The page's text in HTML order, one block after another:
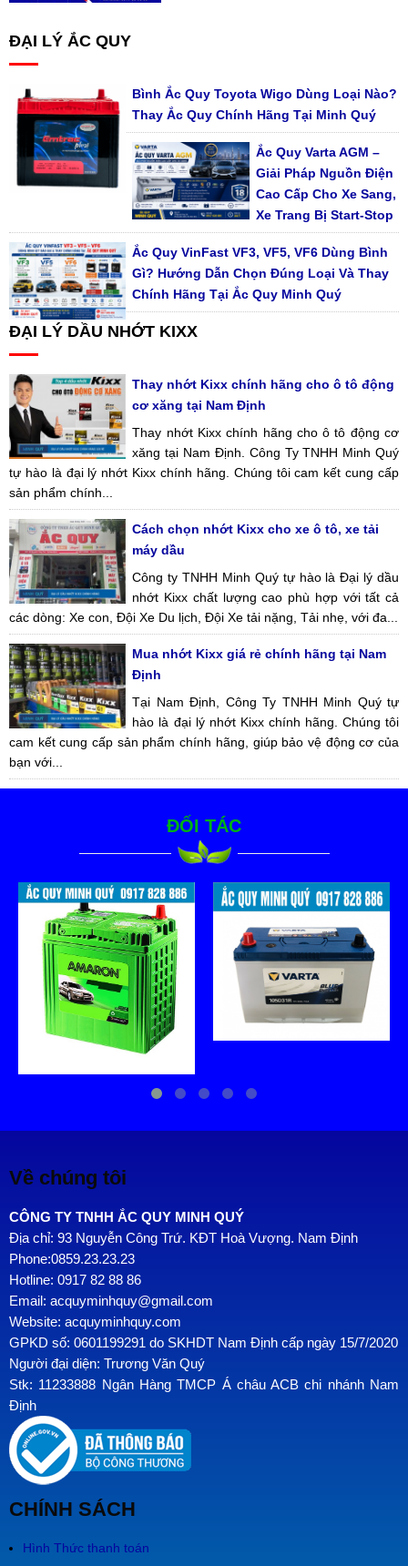
ĐẠI LÝ ẮC QUY
Bình Ắc Quy Toyota Wigo Dùng Loại Nào?
Thay Ắc Quy Chính Hãng Tại Minh Quý
Ắc Quy Varta AGM –
Giải Pháp Nguồn Điện
Cao Cấp Cho Xe Sang,
Xe Trang Bị Start-Stop
Ắc Quy VinFast VF3, VF5, VF6 Dùng Bình
Gì? Hướng Dẫn Chọn Đúng Loại Và Thay
Chính Hãng Tại Ắc Quy Minh Quý
ĐẠI LÝ DẦU NHỚT KIXX
Thay nhớt Kixx chính hãng cho ô tô động
cơ xăng tại Nam Định
Thay nhớt Kixx chính hãng cho ô tô động cơ
xăng tại Nam Định. Công Ty TNHH Minh Quý
tự hào là đại lý nhớt Kixx chính hãng. Chúng tôi cam kết cung cấp
sản phẩm chính...
Cách chọn nhớt Kixx cho xe ô tô, xe tải
máy dầu
Công ty TNHH Minh Quý tự hào là Đại lý dầu
nhớt Kixx chất lượng cao phù hợp với tất cả
các dòng: Xe con, Đội Xe Du lịch, Đội Xe tải nặng, Tải nhẹ, với đa...
Mua nhớt Kixx giá rẻ chính hãng tại Nam
Định
Tại Nam Định, Công Ty TNHH Minh Quý tự
hào là đại lý nhớt Kixx chính hãng. Chúng tôi
cam kết cung cấp sản phẩm chính hãng, giúp bảo vệ động cơ của
bạn với...
ĐỐI TÁC
Về chúng tôi
CÔNG TY TNHH ẮC QUY MINH QUÝ
Địa chỉ: 93 Nguyễn Công Trứ. KĐT Hoà Vượng. Nam Định
Phone:0859.23.23.23
Hotline: 0917 82 88 86
Email: acquyminhquy@gmail.com
Website: acquyminhquy.com
GPKD số: 0601199291 do SKHDT Nam Định cấp ngày 15/7/2020
Người đại diện: Trương Văn Quý
Stk: 11233888 Ngân Hàng TMCP Á châu ACB chi nhánh Nam
Định
CHÍNH SÁCH
Hình Thức thanh toán